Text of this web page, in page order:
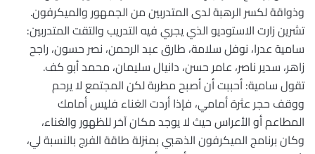
وذواقة لكسر الرهبة لدى المتدربين من الجمهور والميكرفون. ‏
تشرين زارت الاستوديو الذي يجري فيه التدريب والتقت المتدربين:
سامية عدرا، نوفل سلامة، طارق عبد الرحمن، نصر حسون، راجح
زاهر، سدير ناصر، عامر حسن، دانيال سليمان، محمد أبو كف. ‏
تقول سامية: أحببت أن أصبح مطربة لكن المجتمع لا يرحم
ووقف حجر عثرة أمامي، فإذا أردت الغناء فليس أمامك
المطاعم أو الأعراس حيث لا يوجد مكان آخر للظهور والغناء،
وكان برنامج الميكرفون الذهبي بمنزلة طاقة الفرج بالنسبة لي،